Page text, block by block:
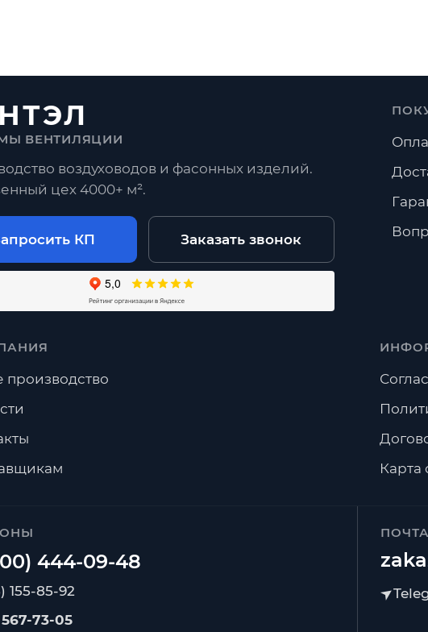
ВЕНТИЛЯЦИИ
воздуховодов и фасонных изделий.
цех 4000+ м².
КП Заказать звонок
155-85-92
73-05
производство
Карта